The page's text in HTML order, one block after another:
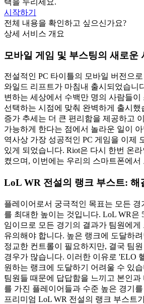
택을 누리세요.
시작하기
전체 내용을 확인하고 싶으신가요?
상세 서비스 개요
모바일 게임 및 부스팅의 새로운
전설적인 PC 타이틀의 모바일 버전으
와일드 리프트가 마침내 출시되었습니
변하는 세상에서 수백만 명의 사람들이
선택하는 시점에 맞춰 완벽하게 출시했
증가 추세는 더 큰 편리함을 제공하고
가능하게 한다는 점에서 놀라운 일이
역사상 가장 성공적인 PC 게임을 이제
있게 되었습니다. Riot은 다시 한번 온
켰으며, 이번에는 우리의 스마트폰에서
LoL WR 전설의 랭크 부스트: 해
플레이어로서 궁극적인 목표는 모든 경
를 최대한 높이는 것입니다. LoL WR은
임이므로 모든 경기의 결과가 팀원에게
유의해야 합니다. 높은 랭크에 도달하
정교한 컨트롤이 필요하지만, 결국 팀
경우가 많습니다. 이러한 이유로 'ELO
원하는 랭크에 도달하기 어려울 수 있
팀원들 때문에 답답함을 느끼고 본인과
를 가진 플레이어들과 수준 높은 경기
프리미엄 LoL WR 전설의 랭크 부스트